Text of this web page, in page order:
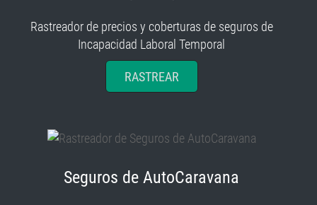
Rastreador de precios y coberturas de seguros de
Incapacidad Laboral Temporal
RASTREAR
Seguros de AutoCaravana